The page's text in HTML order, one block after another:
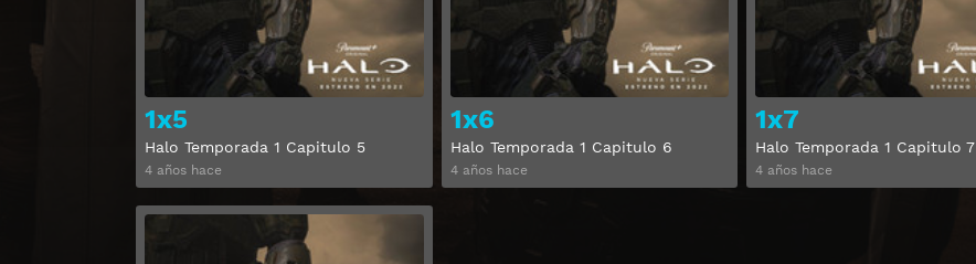
1x5
Halo Temporada 1 Capitulo 5
4 años hace
1x6
Halo Temporada 1 Capitulo 6
4 años hace
1x7
Halo Temporada 1 Capitulo 7
4 años hace